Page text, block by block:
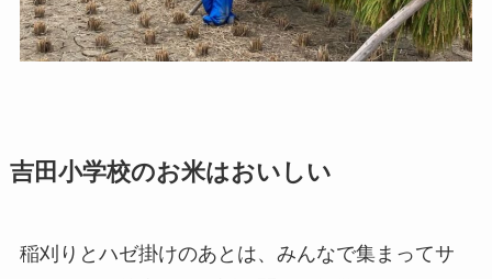
吉田小学校のお米はおいしい
稲刈りとハゼ掛けのあとは、みんなで集まってサ